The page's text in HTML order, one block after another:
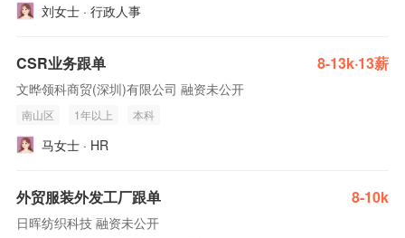
刘女士 · 行政人事
CSR业务跟单 8-13k·13薪
文晔领科商贸(深圳)有限公司 融资未公开
南山区 1年以上 本科
马女士 · HR
外贸服装外发工厂跟单 8-10k
日晖纺织科技 融资未公开